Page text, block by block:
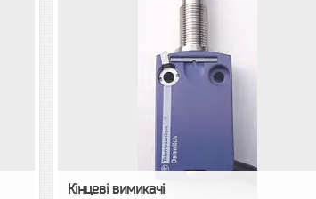
Кінцеві вимикачі